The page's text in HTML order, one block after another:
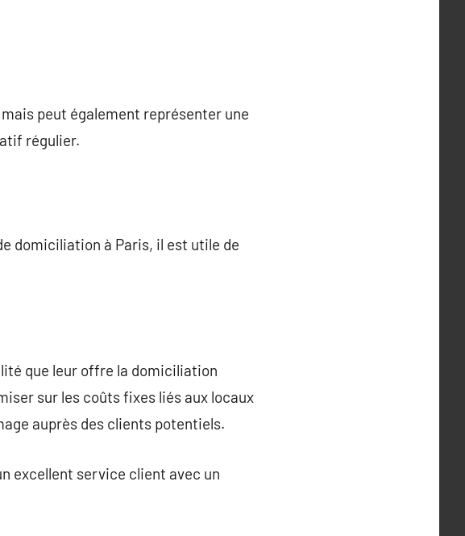
peut également représenter une
régulier.
domiciliation à Paris, il est utile de
que leur offre la domiciliation
sur les coûts fixes liés aux locaux
auprès des clients potentiels.
excellent service client avec un